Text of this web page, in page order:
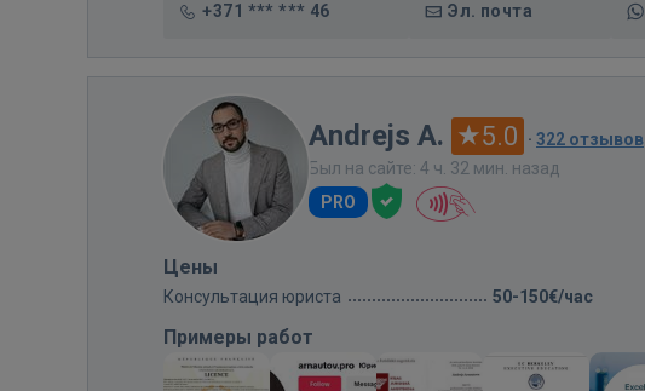
+371 *** *** 46 Эл. почта
Andrejs A. 5.0 · 322 отзывов
Был на сайте: 4 ч. 32 мин. назад
PRO
Цены
Консультация юриста 50-150€/час
Примеры работ